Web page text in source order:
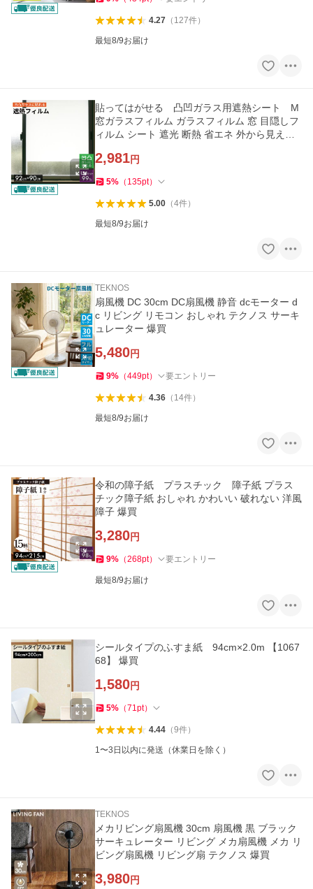
4.27（ 127件）
最短8/9お届け
貼ってはがせる 凸凹ガラス用遮熱シート M
窓ガラスフィルム ガラスフィルム 窓 目隠しフ
ィルム シート 遮光 断熱 省エネ 外から見えな
2,981円
5% （ 135pt）
5.00（4件）
最短8/9お届け
TEKNOS
扇風機 DC 30cm DC扇風機 静音 dcモーター d
c リビング リモコン おしゃれ テクノス サーキ
ュレーター 爆買
5,480円
9% （449pt） 要エントリー
4.36（ 14件）
最短8/9お届け
令和の障子紙 プラスチック 障子紙 プラス
チック障子紙 おしゃれ かわいい 破れない 洋風
障子 爆買
3,280円
9% （268pt） 要エントリー
最短8/9お届け
シールタイプのふすま紙 94cm×2.0m 【1067
68】 爆買
1,580円
5% （71pt）
4.44（9件）
1〜3日以内に発送（休業日を除く）
TEKNOS
メカリビング扇風機 30cm 扇風機 黒 ブラック
サーキュレーター リビング メカ扇風機 メカ リ
ビング扇風機 リビング扇 テクノス 爆買
3,980円